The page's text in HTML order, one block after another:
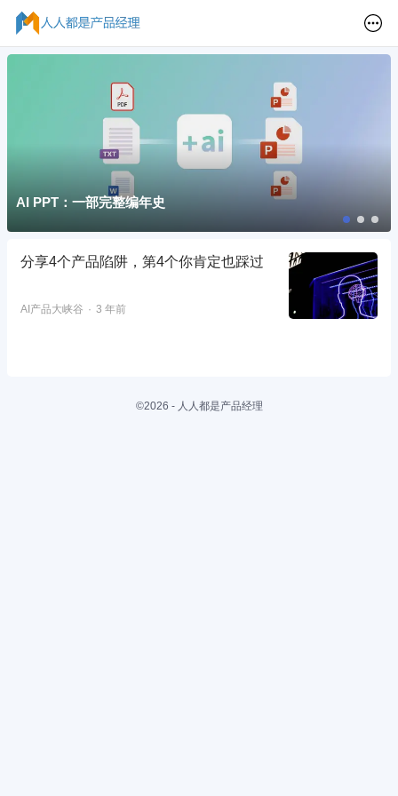
AI PPT：一部完整编年史
分享4个产品陷阱，第4个你肯定也踩过
AI产品大峡谷 3 年前
©2026 - 人人都是产品经理